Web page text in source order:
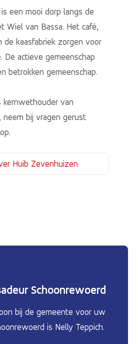
een mooi dorp langs de
Wiel van Bassa. Het café,
de kaasfabriek zorgen voor
De actieve gemeenschap
betrokken gemeenschap.
van
neem bij vragen gerust
Huib Zevenhuizen
Schoonrewoerd
bij de gemeente voor uw
is Nelly Teppich.